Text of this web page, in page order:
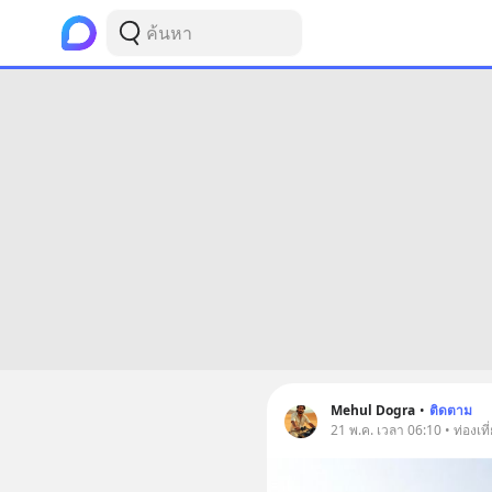
Mehul Dogra • ติดตาม
21 พ.ค. เวลา 06:10 • ท่องเ